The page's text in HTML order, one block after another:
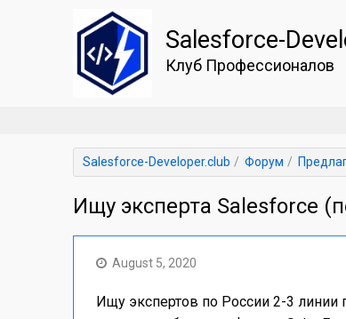
Salesforce-
Клуб Профессионалов
Salesforce-Developer.club Форум
Ищу эксперта Salesforce
August 5, 2020
Ищу экспертов по России 2-3